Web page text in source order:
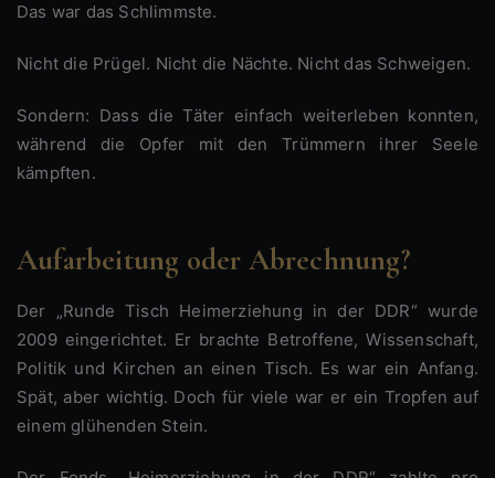
Das war das Schlimmste.
Nicht die Prügel. Nicht die Nächte. Nicht das Schweigen.
Sondern: Dass die Täter einfach weiterleben konnten,
während die Opfer mit den Trümmern ihrer Seele
kämpften.
Aufarbeitung oder Abrechnung?
Der „Runde Tisch Heimerziehung in der DDR“ wurde
2009 eingerichtet. Er brachte Betroffene, Wissenschaft,
Politik und Kirchen an einen Tisch. Es war ein Anfang.
Spät, aber wichtig. Doch für viele war er ein Tropfen auf
einem glühenden Stein.